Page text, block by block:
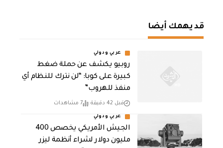
قد يهمك أيضا
عربي ودولي
روبيو يكشف عن حملة ضغط
كبيرة على كوبا: “لن نترك للنظام أي
منفذ للهروب”
قبل 42 دقيقة 7 مشاهدات
عربي ودولي
الجيش الأمريكي يخصص 400
مليون دولار لشراء أنظمة ليزر